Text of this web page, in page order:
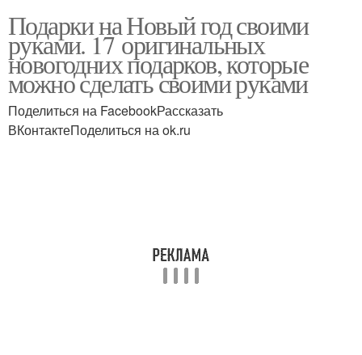
Подарки на Новый год своими
руками. 17 оригинальных
новогодних подарков, которые
можно сделать своими руками
Поделиться на FacebookРассказать
ВКонтактеПоделиться на ok.ru